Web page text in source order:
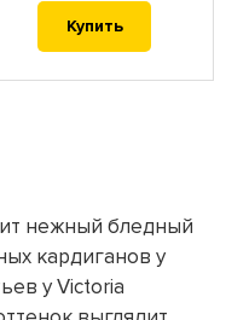
Купить
нежный бледный
кардиганов у
у Victoria